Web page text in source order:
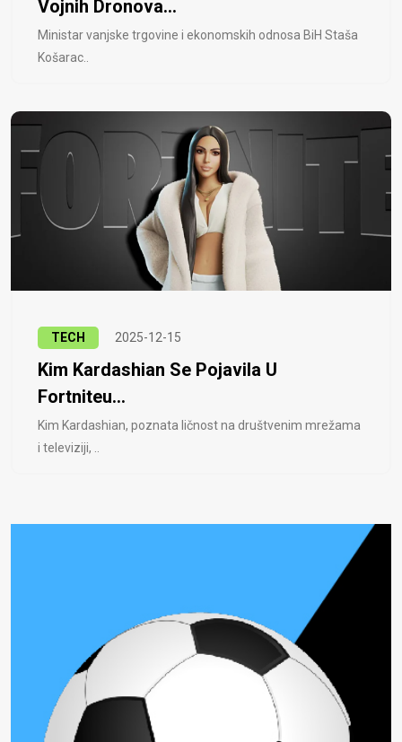
Vojnih Dronova...
Ministar vanjske trgovine i ekonomskih odnosa BiH Staša
Košarac..
TECH 2025-12-15
Kim Kardashian Se Pojavila U
Fortniteu...
Kim Kardashian, poznata ličnost na društvenim mrežama
i televiziji, ..